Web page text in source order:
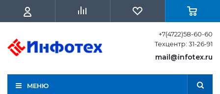
+7(4722)58-60-60
Техцентр: 31-26-91
mail@infotex.ru
МЕНЮ